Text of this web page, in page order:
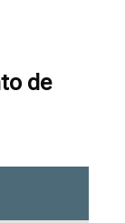
de